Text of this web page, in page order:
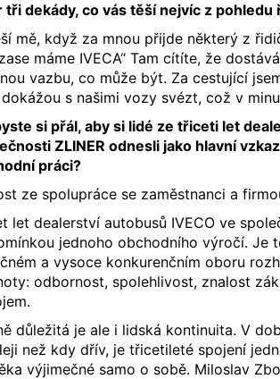
tři dekády, co vás těší nejvíc z pohledu
mě, když za mnou přijde některý z
máme IVECA“ Tam cítíte, že
vazbu, co může být. Za cestující
s našimi vozy svézt, což v
si přál, aby si lidé ze třiceti let
ZLINER odnesli jako hlavní
práci?
ze spolupráce se zaměstnanci a
let dealerství autobusů IVECO ve
jednoho obchodního výročí. Je
a vysoce konkurenčním oboru
odbornost, spolehlivost, znalost
důležitá je ale i lidská kontinuita. V
než kdy dřív, je třicetileté spojení
výjimečné samo o sobě. Miloslav